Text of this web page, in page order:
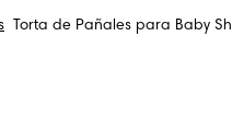
Torta de Pañales para Baby